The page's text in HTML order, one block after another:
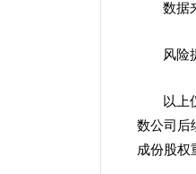
数据
风险
以上
数公司后
成份股权